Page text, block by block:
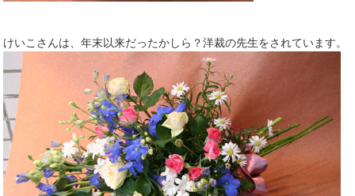
けいこさんは、年末以来だったかしら？洋裁の先生をされています。